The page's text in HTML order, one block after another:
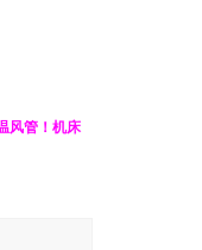
风管 ！ 机床